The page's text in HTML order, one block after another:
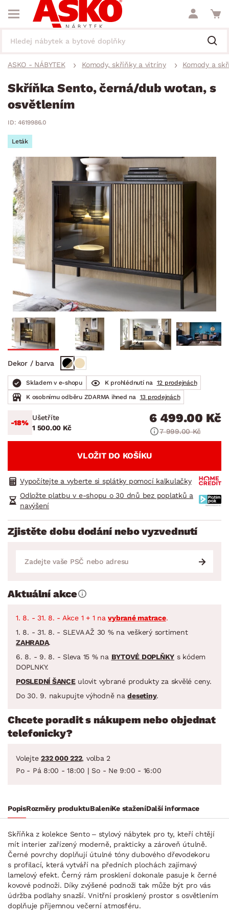
ASKO - NÁBYTEK Komody, skříňky a vitríny Komody a
Skříňka Sento, černá/dub wotan, s
osvětlením
ID: 4619986.0
Leták
Dekor / barva
Skladem v e-shopu K prohlédnutí na
12 prodejnách
K osobnímu odběru ZDARMA ihned na
13 prodejnách
-18%
Ušetříte
1 500.00 Kč
6 499.00 Kč
7 999.00 Kč
VLOŽIT DO KOŠÍKU
Vypočítejte a vyberte si splátky pomocí kalkulačky
Odložte platbu v e-shopu o 30 dnů bez poplatků a
navýšení
Zjistěte dobu dodání nebo vyzvednutí
Aktuální akce
1. 8. - 31. 8. - Akce 1 + 1 navybrané matrace.
1. 8. - 31. 8. - SLEVA AŽ 30 % na veškerý sortiment
ZAHRADA.
6. 8. - 9. 8. - Sleva 15 % na BYTOVÉ DOPLŇKY s kódem
DOPLNKY.
POSLEDNÍ ŠANCEulovit vybrané produkty za skvělé ceny.
Do 30. 9. nakupujte výhodně nadesetiny.
Chcete poradit s nákupem nebo objednat
telefonicky?
Volejte 232 000 222, volba 2
Po - Pá 8:00 - 18:00 | So - Ne 9:00 - 16:00
PopisRozměry produktuBaleníKe staženíDalší informace
Skříňka z kolekce Sento – stylový nábytek pro ty, kteří chtějí
mít interier zařízený moderně, prakticky a zároveň útulně.
Černé povrchy doplňují útulné tóny dubového dřevodekoru
s profilací, která vytváří na předních plochách zajímavý
lamelový efekt. Černý rám prosklení dokonale pasuje k černé
kovové podnoži. Díky zvýšené podnoži tak může být pro vás
údržba podlahy snazší. Vnitřní prosklený prostor s osvětlením
doplňuje příjemnou večerní atmosféru.